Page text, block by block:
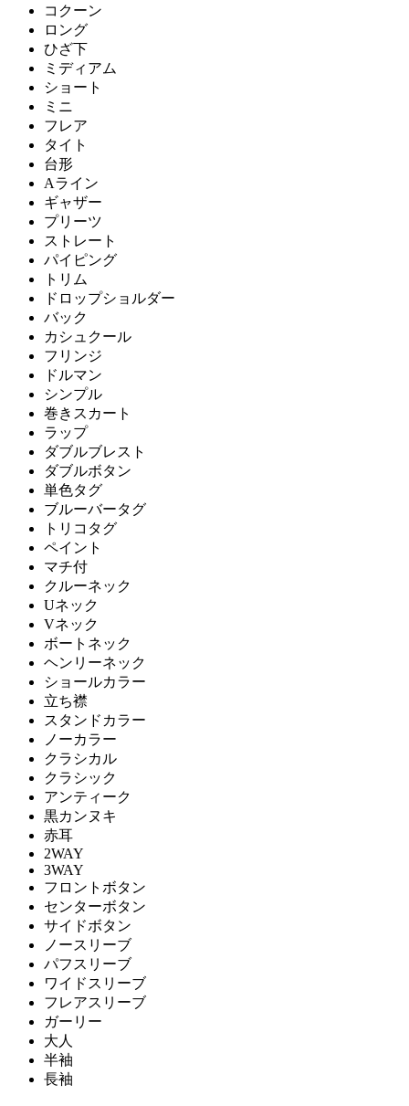
コクーン
ロング
ひざ下
ミディアム
ショート
ミニ
フレア
タイト
台形
Aライン
ギャザー
プリーツ
ストレート
パイピング
トリム
ドロップショルダー
バック
カシュクール
フリンジ
ドルマン
シンプル
巻きスカート
ラップ
ダブルブレスト
ダブルボタン
単色タグ
ブルーバータグ
トリコタグ
ペイント
マチ付
クルーネック
Uネック
Vネック
ボートネック
ヘンリーネック
ショールカラー
立ち襟
スタンドカラー
ノーカラー
クラシカル
クラシック
アンティーク
黒カンヌキ
赤耳
2WAY
3WAY
フロントボタン
センターボタン
サイドボタン
ノースリーブ
パフスリーブ
ワイドスリーブ
フレアスリーブ
ガーリー
大人
半袖
長袖